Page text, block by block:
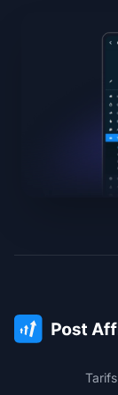
Tarifs